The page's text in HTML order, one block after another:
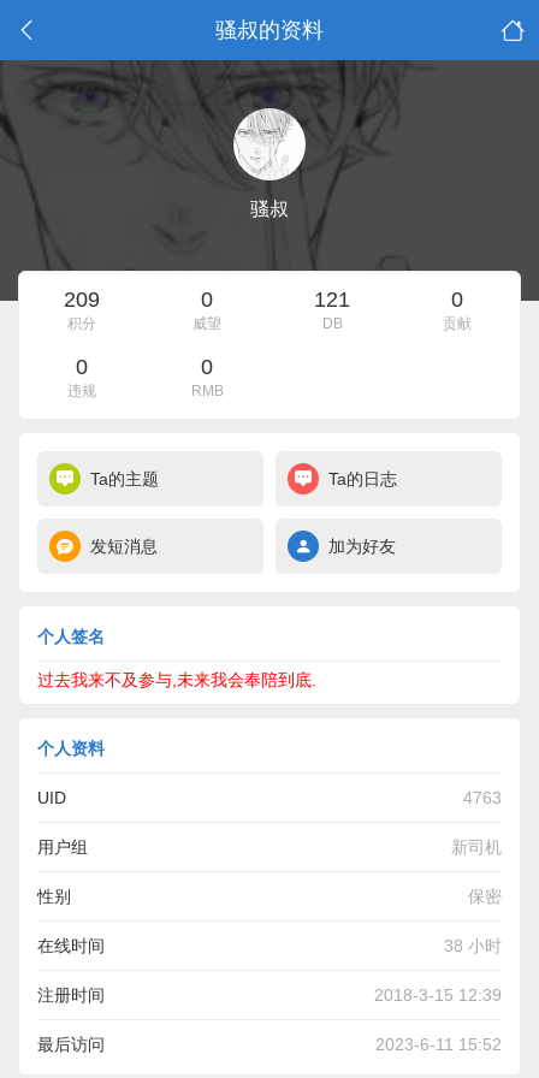
骚叔的资料
骚叔
209
积分
0
威望
121
DB
0
贡献
0
违规
0
RMB
Ta的主题 Ta的日志
发短消息 加为好友
个人签名
过去我来不及参与,未来我会奉陪到底.
个人资料
UID 4763
用户组 新司机
性别 保密
在线时间 38 小时
注册时间 2018-3-15 12:39
最后访问 2023-6-11 15:52